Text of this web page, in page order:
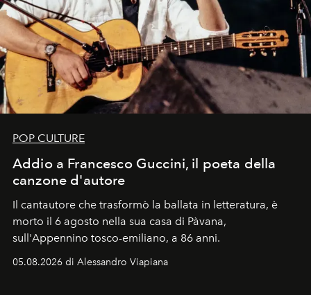
POP CULTURE
Addio a Francesco Guccini, il poeta della
canzone d'autore
Il cantautore che trasformò la ballata in letteratura, è
morto il 6 agosto nella sua casa di Pàvana,
sull'Appennino tosco-emiliano, a 86 anni.
05.08.2026 di Alessandro Viapiana